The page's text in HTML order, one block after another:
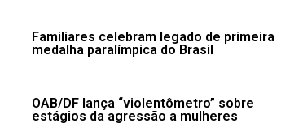
Familiares celebram legado de primeira
medalha paralímpica do Brasil
OAB/DF lança “violentômetro” sobre
estágios da agressão a mulheres